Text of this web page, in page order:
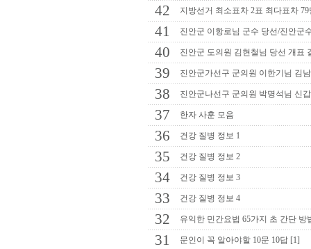
42 지방선거 최소표차 2표 최다표차 79
41 진안군 이항로님 군수 당선/진안군
40 진안군 도의원 김현철님 당선 개표
39 진안군가선구 군의원 이한기님 김
38 진안군나선구 군의원 박명석님 신
37 한자 사훈 모음
36 건강 질병 정보 1
35 건강 질병 정보 2
34 건강 질병 정보 3
33 건강 질병 정보 4
32 유익한 민간요법 65가지 초 간단 방
31 문인이 꼭 알아야할 10문 10답 [1]